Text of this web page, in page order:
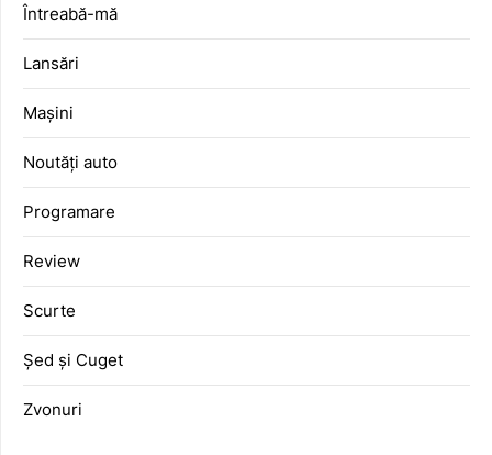
Întreabă-mă
Lansări
Mașini
Noutăți auto
Programare
Review
Scurte
Șed și Cuget
Zvonuri